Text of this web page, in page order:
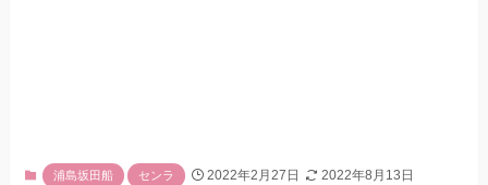
浦島坂田船 センラ 2022年2月27日 2022年8月13日